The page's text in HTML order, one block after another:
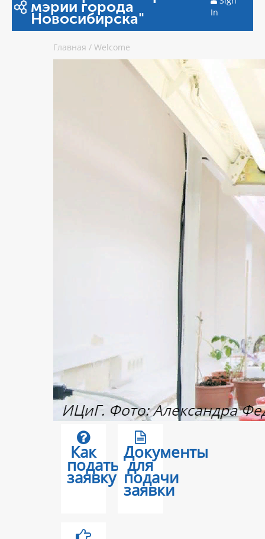
мэрии города
Новосибирска"
In
Главная / Welcome
Как
подать
заявку
Документы
для
подачи
заявки